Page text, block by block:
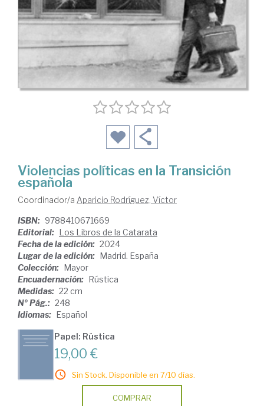
Violencias políticas en la Transición
española
Coordinador/a Aparicio Rodríguez, Víctor
ISBN: 9788410671669
Editorial: Los Libros de la Catarata
Fecha de la edición: 2024
Lugar de la edición: Madrid. España
Colección: Mayor
Encuadernación: Rústica
Medidas: 22 cm
Nº Pág.: 248
Idiomas: Español
Papel: Rústica
19,00 €
Sin Stock. Disponible en 7/10 días.
COMPRAR